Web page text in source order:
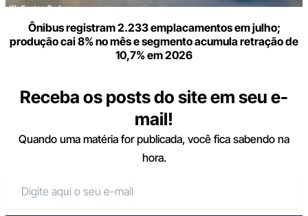
Ônibus registram 2.233 emplacamentos em julho;
produção cai 8% no mês e segmento acumula retração de
10,7% em 2026
Receba os posts do site em seu e-
mail!
Quando uma matéria for publicada, você fica sabendo na
hora.